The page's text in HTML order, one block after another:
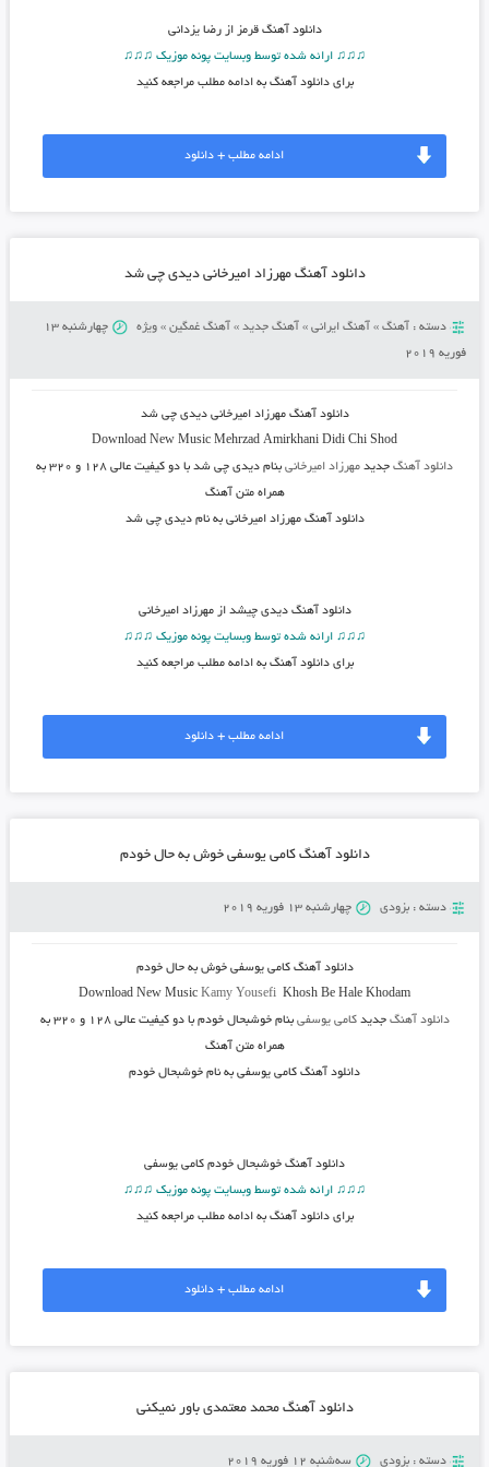
دانلود آهنگ قرمز از رضا یزدانی
♫♫♫ ارائه شده توسط وبسایت پونه موزیک ♫♫♫
برای دانلود آهنگ به ادامه مطلب مراجعه کنید
ادامه مطلب + دانلود
دانلود آهنگ مهرزاد امیرخانی دیدی چی شد
دسته : آهنگ» آهنگ ایرانی» آهنگ جدید» آهنگ غمگین» ویژه
چهارشنبه 13
فوریه 2019
دانلود آهنگمهرزاد امیرخانی دیدی چی شد
Download New MusicMehrzad Amirkhani Didi Chi Shod
دانلود آهنگجدید مهرزاد امیرخانیبنام دیدی چی شد
با دو کیفیت عالی ۱۲۸ و ۳۲۰ به
همراه متن آهنگ
دانلود آهنگ مهرزاد امیرخانی به نام دیدی چی شد
دانلود آهنگ دیدی چیشد از مهرزاد امیرخانی
♫♫♫ ارائه شده توسط وبسایت پونه موزیک ♫♫♫
برای دانلود آهنگ به ادامه مطلب مراجعه کنید
ادامه مطلب + دانلود
دانلود آهنگ کامی یوسفی خوش به حال خودم
دسته : بزودی چهارشنبه 13 فوریه 2019
دانلود آهنگکامی یوسفی خوش به حال خودم
Download New MusicKamy Yousefi Khosh Be Hale Khodam
دانلود آهنگ جدیدکامی یوسفی بنام خوشبحال خودم
با دو کیفیت عالی ۱۲۸ و ۳۲۰ به
همراه متن آهنگ
دانلود آهنگ کامی یوسفی به نام خوشبحال خودم
دانلود آهنگخوشبحال خودم کامی یوسفی
♫♫♫ ارائه شده توسط وبسایت پونه موزیک ♫♫♫
برای دانلود آهنگ به ادامه مطلب مراجعه کنید
ادامه مطلب + دانلود
دانلود آهنگ محمد معتمدی باور نمیکنی
دسته : بزودی سه‌شنبه 12 فوریه 2019